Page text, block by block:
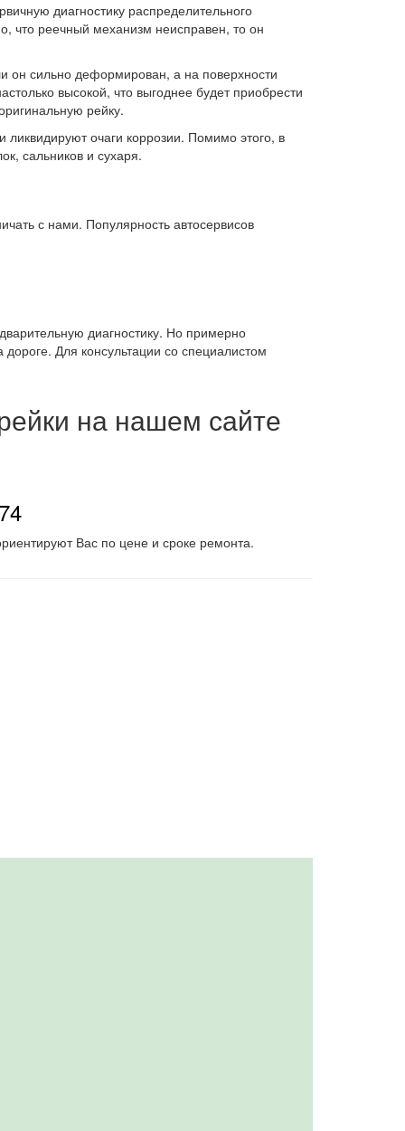
диагностику распределительного
что реечный механизм неисправен, то он
он сильно деформирован, а на поверхности
высокой, что выгоднее будет приобрести
рейку.
очаги коррозии. Помимо этого, в
сальников и сухаря.
с нами. Популярность автосервисов
диагностику. Но примерно
Для консультации со специалистом
на нашем сайте
Вас по цене и сроке ремонта.